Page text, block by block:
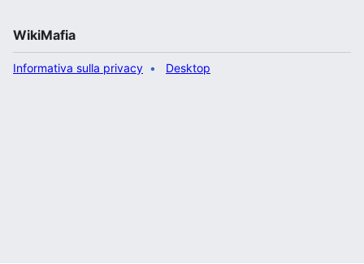
WikiMafia
Informativa sulla privacy Desktop